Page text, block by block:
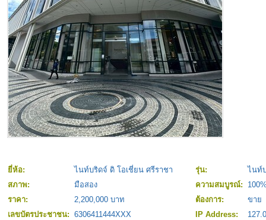
ยี่ห้อ: ไนท์บริดจ์ ดิ โอเชี่ยน ศรีราชา รุ่น:
ไนท์
สภาพ:
มือสอง ความสมบูรณ์:
ราคา:
2,200,000 บาท ต้องการ:
ขาย
เลขบัตรประชาชน: 6306411444XXX IP Address: